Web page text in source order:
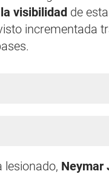
visibilidad de
incrementada
lesionado, Neymar